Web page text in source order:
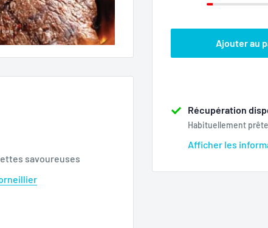
Ajouter au
Récupération
Habituellement
Afficher les
savoureuses